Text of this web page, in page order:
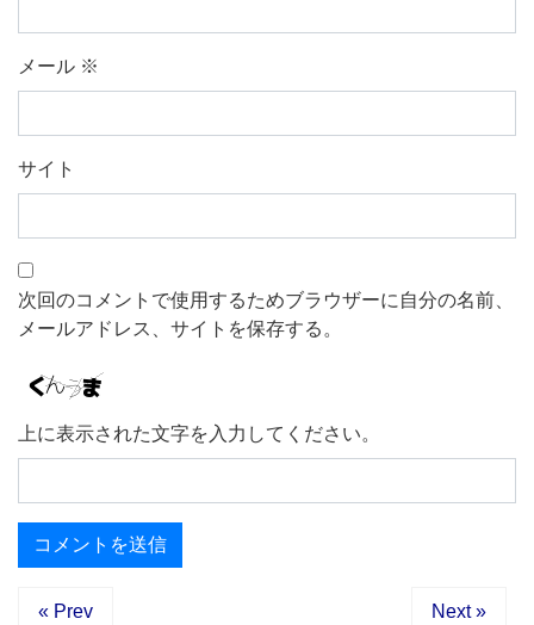
メール ※
サイト
次回のコメントで使用するためブラウザーに自分の名前、
メールアドレス、サイトを保存する。
上に表示された文字を入力してください。
« Prev Next »